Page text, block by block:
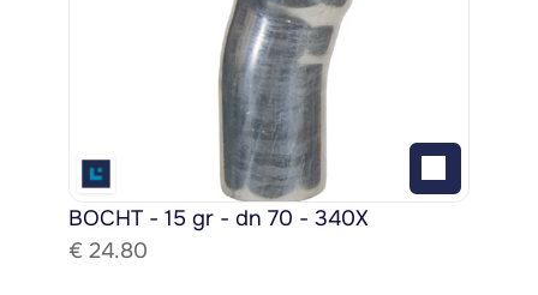
BOCHT - 15 gr - dn 70 - 340X
€ 24.80